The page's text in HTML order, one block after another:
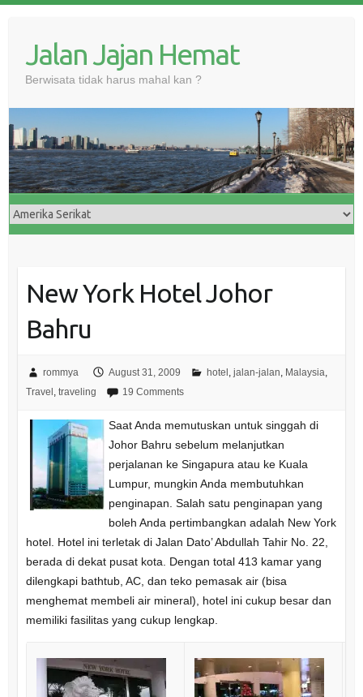
Jalan Jajan Hemat
Berwisata tidak harus mahal kan ?
New York Hotel Johor
Bahru
rommya August 31, 2009 hotel jalan-jalan Malaysia
Travel traveling 19 Comments
Saat Anda memutuskan untuk singgah di
Johor Bahru sebelum melanjutkan
perjalanan ke Singapura atau ke Kuala
Lumpur, mungkin Anda membutuhkan
penginapan. Salah satu penginapan yang
boleh Anda pertimbangkan adalah New York
hotel. Hotel ini terletak di Jalan Dato’ Abdullah Tahir No. 22,
berada di dekat pusat kota. Dengan total 413 kamar yang
dilengkapi bathtub, AC, dan teko pemasak air (bisa
menghemat membeli air mineral), hotel ini cukup besar dan
memiliki fasilitas yang cukup lengkap.